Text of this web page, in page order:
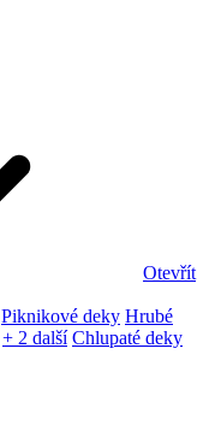
Otevřít
Piknikové deky Hrubé
+ 2 další Chlupaté deky